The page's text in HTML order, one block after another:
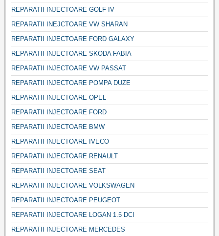
REPARATII INJECTOARE GOLF IV
REPARATII INEJCTOARE VW SHARAN
REPARATII INJECTOARE FORD GALAXY
REPARATII INJECTOARE SKODA FABIA
REPARATII INJECTOARE VW PASSAT
REPARATII INJECTOARE POMPA DUZE
REPARATII INJECTOARE OPEL
REPARATII INJECTOARE FORD
REPARATII INJECTOARE BMW
REPARATII INJECTOARE IVECO
REPARATII INJECTOARE RENAULT
REPARATII INJECTOARE SEAT
REPARATII INJECTOARE VOLKSWAGEN
REPARATII INJECTOARE PEUGEOT
REPARATII INJECTOARE LOGAN 1.5 DCI
REPARATII INJECTOARE MERCEDES